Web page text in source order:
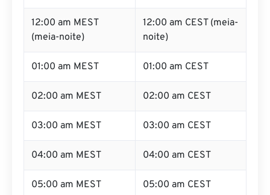
12:00 am MEST
(meia-noite)
12:00 am CEST (meia-
noite)
01:00 am MEST 01:00 am CEST
02:00 am MEST 02:00 am CEST
03:00 am MEST 03:00 am CEST
04:00 am MEST 04:00 am CEST
05:00 am MEST 05:00 am CEST